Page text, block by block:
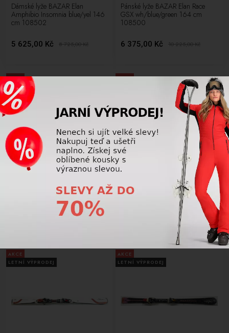
Dámské lyže BAZAR Elan
Amphibio Insomnia blue/yel 146
cm 108502
5 625,00 Kč 8 725,00Kč
Pánské lyže BAZAR Elan Race
GSX wh/blue/green 164 cm
108500
6 375,00 Kč 10 225,00Kč
AKCE
LETNÍ VÝPRODEJ
bk/green 164 cm 108498
-34%
AKCE
Pánské lyže BAZAR Elan R SLX
165 cm 105838
8 475,00
-34%
AKCE
LETNÍ VÝPRODEJ
AKCE
LETNÍ VÝPRODEJ